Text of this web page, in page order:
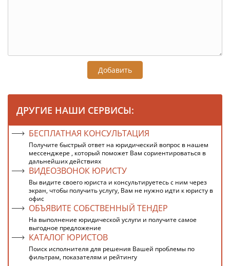
Добавить
ДРУГИЕ НАШИ СЕРВИСЫ:
БЕСПЛАТНАЯ КОНСУЛЬТАЦИЯ
Получите быстрый ответ на юридический вопрос в нашем
мессенджере , который поможет Вам сориентироваться в
дальнейших действиях
ВИДЕОЗВОНОК ЮРИСТУ
Вы видите своего юриста и консультируетесь с ним через
экран, чтобы получить услугу, Вам не нужно идти к юристу в
офис
ОБЪЯВИТЕ СОБСТВЕННЫЙ ТЕНДЕР
На выполнение юридической услуги и получите самое
выгодное предложение
КАТАЛОГ ЮРИСТОВ
Поиск исполнителя для решения Вашей проблемы по
фильтрам, показателям и рейтингу